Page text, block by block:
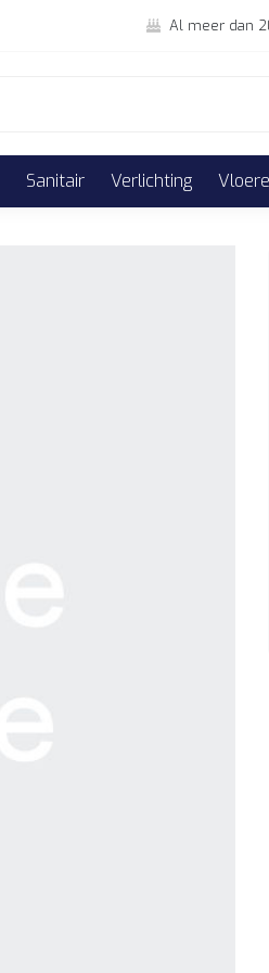
Al meer dan
Sanitair Verlichting